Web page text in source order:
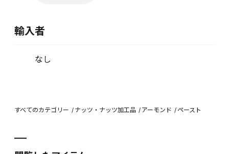
輸入者
なし
すべてのカテゴリー ナッツ・ナッツ加工品 アーモンド ペースト